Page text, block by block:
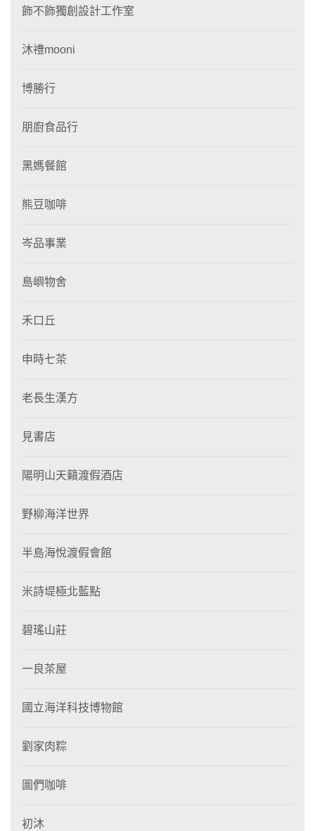
飾不飾獨創設計工作室
沐禮mooni
博勝行
朋廚食品行
黑媽餐館
熊豆咖啡
岑品事業
島嶼物舍
禾口丘
申時七茶
老長生漢方
見書店
陽明山天籟渡假酒店
野柳海洋世界
半島海悅渡假會館
米詩堤極北藍點
碧瑤山莊
一良茶屋
國立海洋科技博物館
劉家肉粽
圖們咖啡
初沐